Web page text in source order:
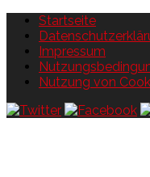
Startseite
Impressum
Nutzung von